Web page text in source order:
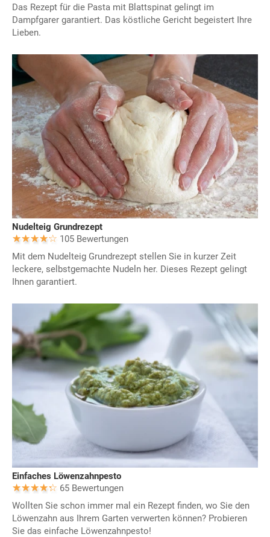
Das Rezept für die Pasta mit Blattspinat gelingt im
Dampfgarer garantiert. Das köstliche Gericht begeistert Ihre
Lieben.
Nudelteig Grundrezept
105 Bewertungen
Mit dem Nudelteig Grundrezept stellen Sie in kurzer Zeit
leckere, selbstgemachte Nudeln her. Dieses Rezept gelingt
Ihnen garantiert.
Einfaches Löwenzahnpesto
65 Bewertungen
Wollten Sie schon immer mal ein Rezept finden, wo Sie den
Löwenzahn aus Ihrem Garten verwerten können? Probieren
Sie das einfache Löwenzahnpesto!